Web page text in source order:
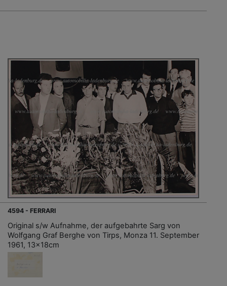
4594 - FERRARI
Original s/w Aufnahme, der aufgebahrte Sarg von
Wolfgang Graf Berghe von Tirps, Monza 11. September
1961, 13x18cm